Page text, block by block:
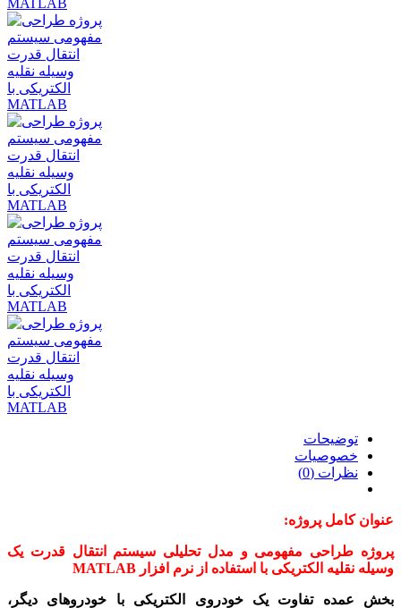
توضیحات
خصوصیات
نظرات (0)
عنوان کامل پروژه:
پروژه طراحی مفهومی و مدل تحلیلی سیستم انتقال قدرت یک
وسیله نقلیه الکتریکی با استفاده از نرم افزار MATLAB
بخش عمده تفاوت یک خودروی الکتریکی با خودروهای دیگر،